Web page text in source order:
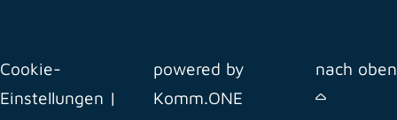
Cookie-
Einstellungen |
powered by
Komm.ONE
nach oben